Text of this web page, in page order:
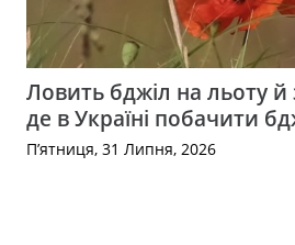
Ловить бджіл на льоту
де в Україні побачити
П’ятниця, 31 Липня, 2026